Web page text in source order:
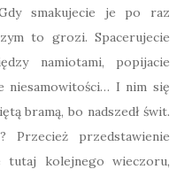
smakujecie je po raz
to grozi. Spacerujecie
namiotami, popijacie
niesamowitości… I nim się
bramą, bo nadszedł świt.
? Przecież przedstawienie
tutaj kolejnego wieczoru,